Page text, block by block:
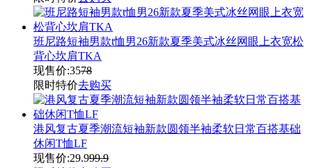
班尼路短袖男款t恤男26新款夏季美式冰丝网眼上衣宽松
背心坎肩TKA
现售价:3578
限时特价去购买
港风复古夏季潮流短袖新款圆领半袖柔软日常百搭基础
休闲T恤LF
现售价:29.999.9